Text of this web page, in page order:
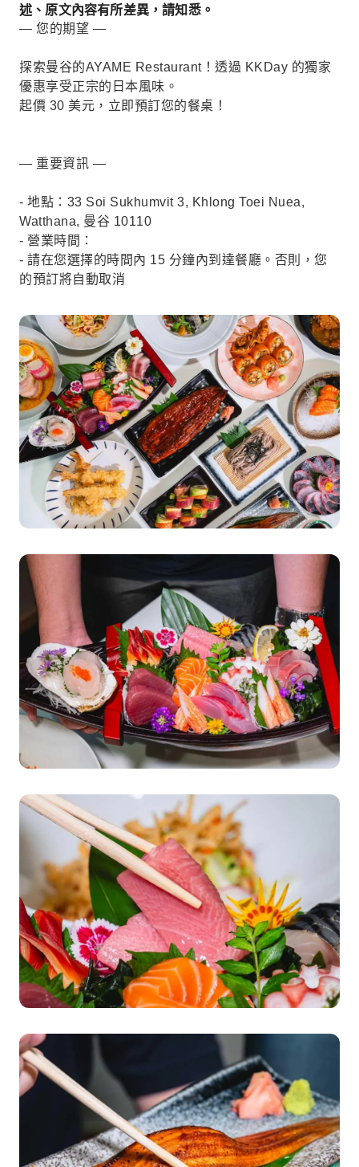
述、原文內容有所差異，請知悉。
— 您的期望 —
探索曼谷的AYAME Restaurant！透過 KKDay 的獨家
優惠享受正宗的日本風味。
起價 30 美元，立即預訂您的餐桌！
— 重要資訊 —
- 地點：33 Soi Sukhumvit 3, Khlong Toei Nuea,
Watthana, 曼谷 10110
- 營業時間：
- 請在您選擇的時間內 15 分鐘內到達餐廳。否則，您
的預訂將自動取消